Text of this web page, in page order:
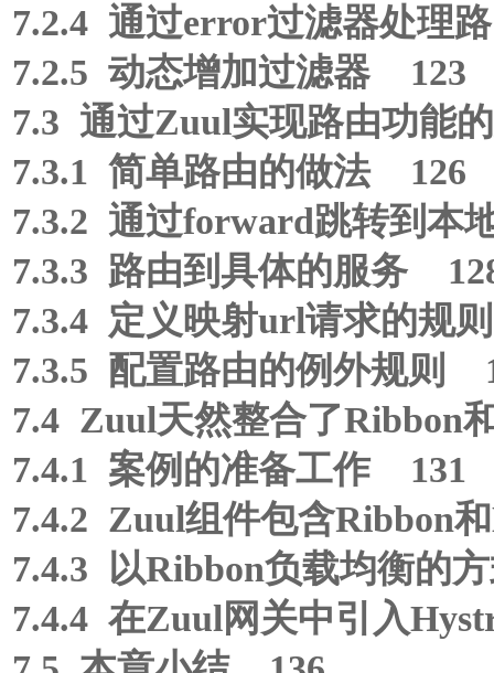
7.2.4 通过error过滤器处理
7.2.5 动态增加过滤器 123
7.3 通过Zuul实现路由功能
7.3.1 简单路由的做法 126
7.3.2 通过forward跳转到本
7.3.3 路由到具体的服务
7.3.4 定义映射url请求的规
7.3.5 配置路由的例外规则
7.4 Zuul天然整合了Ribbon
7.4.1 案例的准备工作 131
7.4.2 Zuul组件包含Ribbon
7.4.3 以Ribbon负载均衡的
7.4.4 在Zuul网关中引入